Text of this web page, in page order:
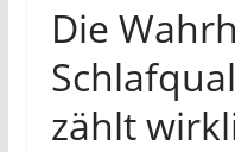
Die
zählt